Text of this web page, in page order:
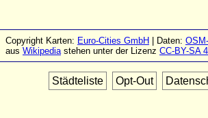
Copyright Karten: Euro-Cities GmbH | Daten:
aus Wikipediastehen unter der Lizenz CC-BY-SA
Städteliste Opt-Out